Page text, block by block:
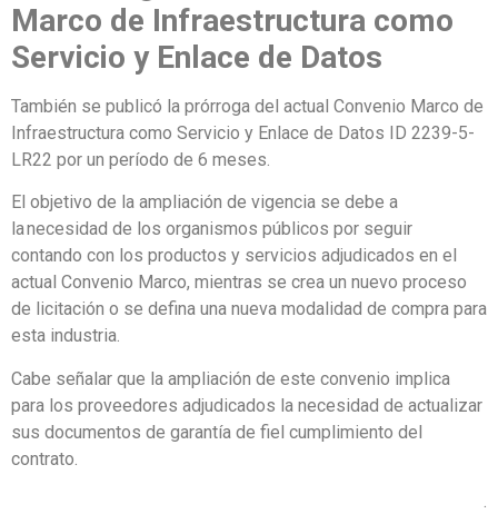
Marco de Infraestructura como
Servicio y Enlace de Datos
También se publicó la prórroga del actual Convenio Marco de
Infraestructura como Servicio y Enlace de Datos ID 2239-5-
LR22 por un período de 6 meses.
El objetivo de la ampliación de vigencia se debe a
la necesidad de los organismos públicos por seguir
contando con los productos y servicios adjudicados en el
actual Convenio Marco, mientras se crea un nuevo proceso
de licitación o se defina una nueva modalidad de compra para
esta industria.
Cabe señalar que la ampliación de este convenio implica
para los proveedores adjudicados la necesidad de actualizar
sus documentos de garantía de fiel cumplimiento del
contrato.
.